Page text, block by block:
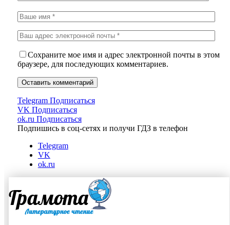
Сохраните мое имя и адрес электронной почты в этом
браузере, для последующих комментариев.
Telegram Подписаться
VK Подписаться
ok.ru Подписаться
Подпишись в соц-сетях и получи ГДЗ в телефон
Telegram
VK
ok.ru